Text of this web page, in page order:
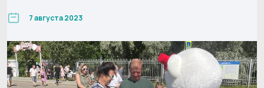
7 августа 2023
Обращение принято
В ближайшее время мы свяжемся с вами